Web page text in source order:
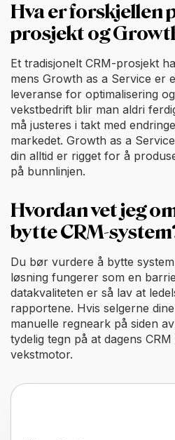
Hva er forskjellen
prosjekt og
Et tradisjonelt CRM-prosjekt
mens Growth as a Service er
leveranse for optimalisering
vekstbedrift blir man aldri
må justeres i takt med
markedet. Growth as a
din alltid er rigget for å
på bunnlinjen.
Hvordan vet jeg
bytte CRM-
Du bør vurdere å bytte
løsning fungerer som en
datakvaliteten er så lav at
rapportene. Hvis selgerne
manuelle regneark på siden
tydelig tegn på at dagens
vekstmotor.